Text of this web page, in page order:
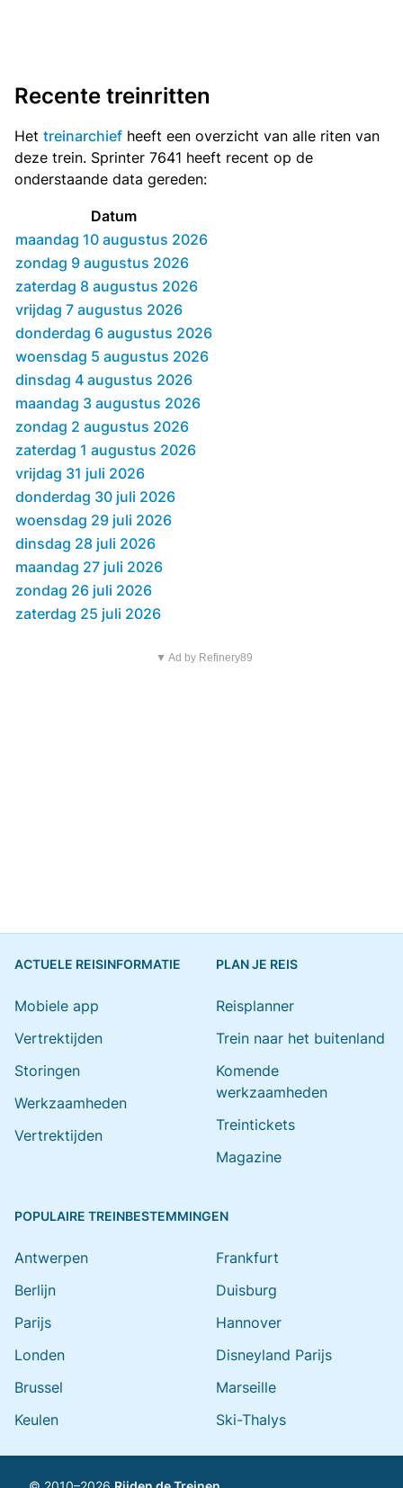
Recente treinritten
Het treinarchief heeft een overzicht van alle riten van
deze trein. Sprinter 7641 heeft recent op de
onderstaande data gereden:
Datum
maandag 10 augustus 2026
zondag 9 augustus 2026
zaterdag 8 augustus 2026
vrijdag 7 augustus 2026
donderdag 6 augustus 2026
woensdag 5 augustus 2026
dinsdag 4 augustus 2026
maandag 3 augustus 2026
zondag 2 augustus 2026
zaterdag 1 augustus 2026
vrijdag 31 juli 2026
donderdag 30 juli 2026
woensdag 29 juli 2026
dinsdag 28 juli 2026
maandag 27 juli 2026
zondag 26 juli 2026
zaterdag 25 juli 2026
▼ Ad by Refinery89
ACTUELE REISINFORMATIE
Mobiele app
Vertrektijden
Storingen
Werkzaamheden
Vertrektijden
PLAN JE REIS
Reisplanner
Trein naar het buitenland
Komende
werkzaamheden
Treintickets
Magazine
POPULAIRE TREINBESTEMMINGEN
Antwerpen
Berlijn
Parijs
Londen
Brussel
Keulen
Frankfurt
Duisburg
Hannover
Disneyland Parijs
Marseille
Ski-Thalys